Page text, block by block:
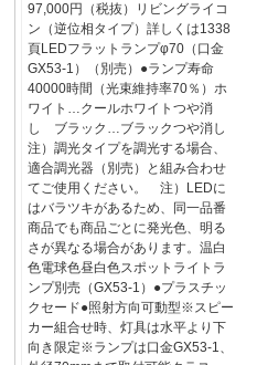
97,000円（税抜）リビングライコ
ン（逆位相タイプ）詳しくは1338
頁LEDフラットランプφ70（口金
GX53-1）（別売）●ランプ寿命
40000時間（光束維持率70％）ホ
ワイト…クールホワイトつや消
し ブラック…ブラックつや消し
注）調光タイプを調光する場合、
適合調光器（別売）と組み合わせ
てご使用ください。 注）LEDに
はバラツキがあるため、同一品番
商品でも商品ごとに発光色、明る
さが異なる場合があります。温白
色電球色昼白色スポットライトラ
ンプ別売（GX53-1）●プラスチッ
クセード●照射方向可動型※スピー
カー組合せ時、灯具は水平より下
向き限定※ランプは口金GX53-1、